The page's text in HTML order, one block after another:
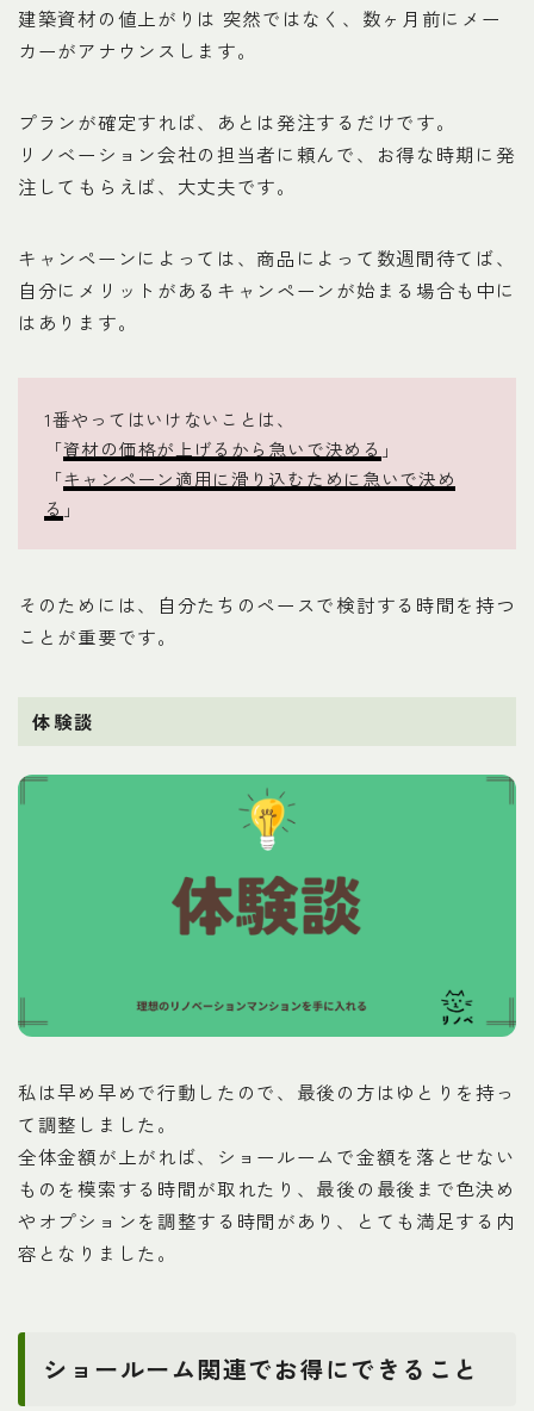
Follow Me
建築資材の値上がりは 突然ではなく、数ヶ月前にメー
カーがアナウンスします。
プランが確定すれば、あとは発注するだけです。
リノベーション会社の担当者に頼んで、お得な時期に発
注してもらえば、大丈夫です。
キャンペーンによっては、商品によって数週間待てば、
自分にメリットがあるキャンペーンが始まる場合も中に
はあります。
1番やってはいけないことは、
「資材の価格が上げるから急いで決める 」
「キャンペーン適用に滑り込むために急いで決め
る 」
そのためには、自分たちのペースで検討する時間を持つ
ことが重要です。
体験談
私は早め早めで行動したので、最後の方はゆとりを持っ
て調整しました。
全体金額が上がれば、ショールームで金額を落とせない
ものを模索する時間が取れたり、最後の最後まで色決め
やオプションを調整する時間があり、とても満足する内
容となりました。
ショールーム関連でお得にできること